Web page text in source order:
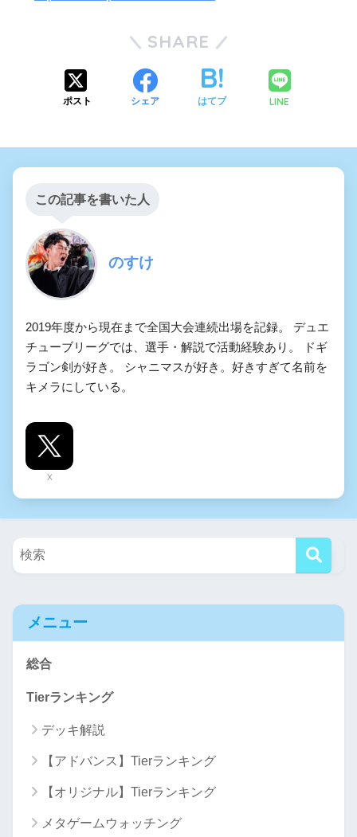
SHARE
ポスト シェア はてブ LINE
この記事を書いた人
のすけ
2019年度から現在まで全国大会連続出場を記録。 デュエ
チューブリーグでは、選手・解説で活動経験あり。 ドギ
ラゴン剣が好き。 シャニマスが好き。好きすぎて名前を
キメラにしている。
X
メニュー
総合
Tierランキング
デッキ解説
【アドバンス】Tierランキング
【オリジナル】Tierランキング
メタゲームウォッチング